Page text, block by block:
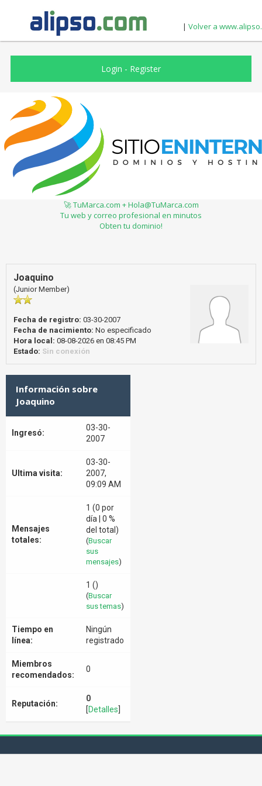
| Volver a
Login - Register
🚀 TuMarca.com + Hola@TuMarca.com
Tu web y correo profesional en minutos
Obten tu dominio!
Joaquino
(Junior Member)
Fecha de registro: 03-30-2007
Fecha de nacimiento: No especificado
Hora local: 08-08-2026 en 08:45 PM
Estado: Sin conexión
Información sobre
Joaquino
Ingresó:
03-30-
2007
Ultima visita:
03-30-
2007,
09:09 AM
Mensajes
totales:
1 (0 por
día | 0 %
del total)
(Buscar
sus
mensajes)
1 ()
(Buscar
sus temas)
Tiempo en
línea:
Ningún
registrado
Miembros
recomendados:
0
Reputación:
0
[Detalles